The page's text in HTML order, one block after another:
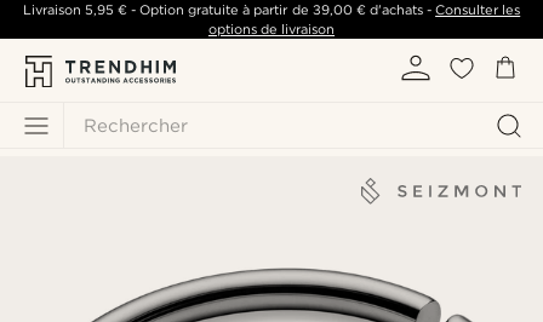
Rechercher
Livraison 5,95 €- Option gratuite à partir de 39,00 €d'achats -Consulter les
options de livraison